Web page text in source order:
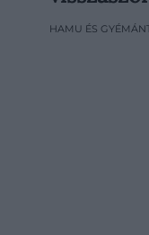
és a
HAMU ÉS